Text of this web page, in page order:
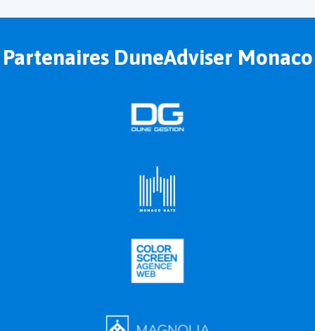
Partenaires DuneAdviser Monaco